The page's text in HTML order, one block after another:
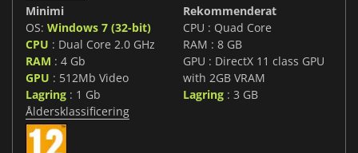
Minimi
OS: Windows 7 (32-bit)
CPU : Dual Core 2.0 GHz
RAM : 4 Gb
GPU : 512Mb Video
Lagring : 1 Gb
Rekommenderat
CPU : Quad Core
RAM : 8 GB
GPU : DirectX 11 class GPU
with 2GB VRAM
Lagring : 3 GB
Åldersklassificering